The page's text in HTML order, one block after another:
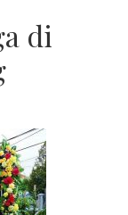
di